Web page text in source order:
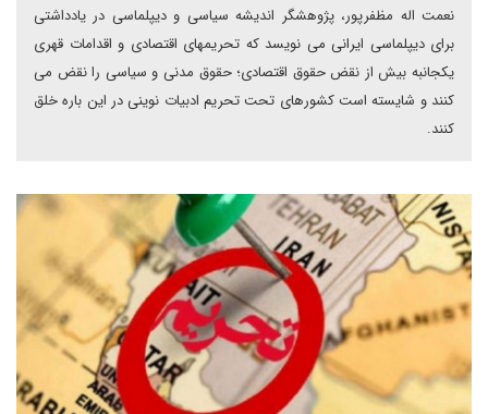
نعمت اله مظفرپور، پژوهشگر اندیشه سیاسی و دیپلماسی در یادداشتی
برای دیپلماسی ایرانی می نویسد که تحریمهای اقتصادی و اقدامات قهری
یکجانبه بیش از نقض حقوق اقتصادی؛ حقوق مدنی و سیاسی را نقض می
کنند و شایسته است کشورهای تحت تحریم ادبیات نوینی در این باره خلق
کنند.